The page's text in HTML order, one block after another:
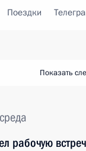
Поездки
Показать
рабочую